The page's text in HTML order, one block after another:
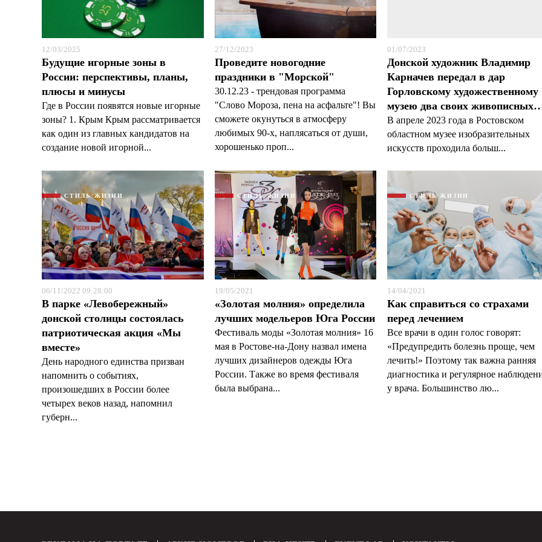
12/03/2025
Будущие игорные зоны в
России: перспективы, планы,
плюсы и минусы
Где в России появятся новые игорные
зоны? 1. Крым Крым рассматривается
как один из главных кандидатов на
создание новой игорной...
27/12/2023
Проведите новогодние
праздники в "Морской"
30.12.23 - трендовая программа
"Слово Мороза, пена на асфальте"! Вы
сможете окунуться в атмосферу
любимых 90-х, наплясаться от души,
хорошенько проп...
01/07/2023
Донской художник Владимир
Карначев передал в дар
Горловскому художественному
музею два своих
В апреле 2023 года в Ростовском
областном музее изобразительных
искусств проходила больш...
СТИЛЬ ЖИЗНИ
06/11/2022 09:28:00
В парке «Левобережный»
донской столицы состоялась
патриотическая акция «Мы
вместе»
День народного единства призван
напомнить о событиях,
произошедших в России более
четырех веков назад, напомнил
губерн...
СТИЛЬ ЖИЗНИ
19/05/2021
«Золотая молния» определила
лучших модельеров Юга России
Фестиваль моды «Золотая молния» 16
мая в Ростове-на-Дону назвал имена
лучших дизайнеров одежды Юга
России. Также во время фестиваля
была выбрана...
СТИЛЬ ЖИЗНИ
14/04/2021
Как справиться со страхами
перед лечением
Все врачи в один голос говорят:
«Предупредить болезнь проще, чем
лечить!» Поэтому так важна ранняя
диагностика и регулярное
у врача. Большинство лю...